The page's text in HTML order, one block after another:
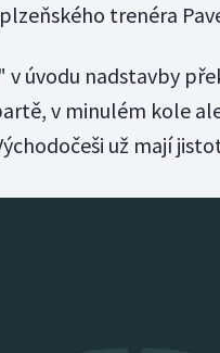
trenéra
v úvodu nadstavby
v minulém kole
už mají